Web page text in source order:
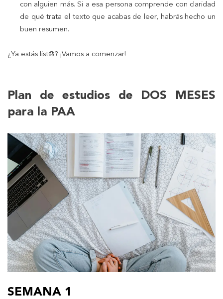
con alguien más. Si a esa persona comprende con claridad
de qué trata el texto que acabas de leer, habrás hecho un
buen resumen.
¿Ya estás list@? ¡Vamos a comenzar!
Plan de estudios de DOS MESES
para la PAA
SEMANA 1